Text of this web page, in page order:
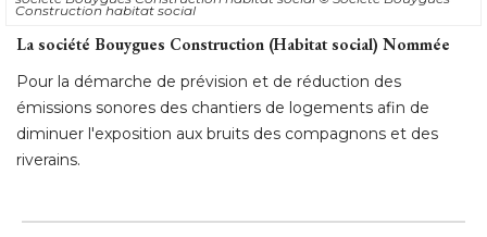
Construction habitat social
La société Bouygues Construction (Habitat social) Nommée
Pour la démarche de prévision et de réduction des
émissions sonores des chantiers de logements afin de
diminuer l'exposition aux bruits des compagnons et des
riverains.